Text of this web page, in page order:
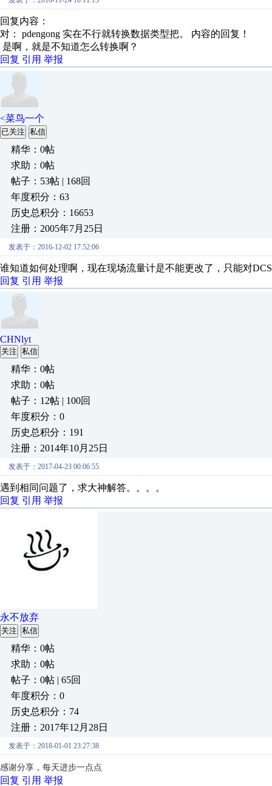
回复内容：
对： pdengong 实在不行就转换数据类型把。 内容的回复！
是啊，就是不知道怎么转换啊？
回复 引用 举报
<菜鸟一个
已关注 私信
精华：0帖
求助：0帖
帖子：53帖 | 168回
年度积分：63
历史总积分：16653
注册：2005年7月25日
发表于：2016-12-02 17:52:06
谁知道如何处理啊，现在现场流量计是不能更改了，只能对
回复 引用 举报
CHNlyt
关注 私信
精华：0帖
求助：0帖
帖子：12帖 | 100回
年度积分：0
历史总积分：191
注册：2014年10月25日
发表于：2017-04-23 00:06:55
遇到相同问题了，求大神解答。。。。
回复 引用 举报
永不放弃
关注 私信
精华：0帖
求助：0帖
帖子：0帖 | 65回
年度积分：0
历史总积分：74
注册：2017年12月28日
发表于：2018-01-01 23:27:38
感谢分享，每天进步一点点
回复 引用 举报